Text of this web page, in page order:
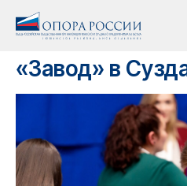
«Завод» в